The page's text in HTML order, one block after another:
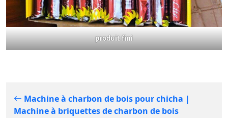
produit fini
Machine à charbon de bois pour chicha |
Machine à briquettes de charbon de bois